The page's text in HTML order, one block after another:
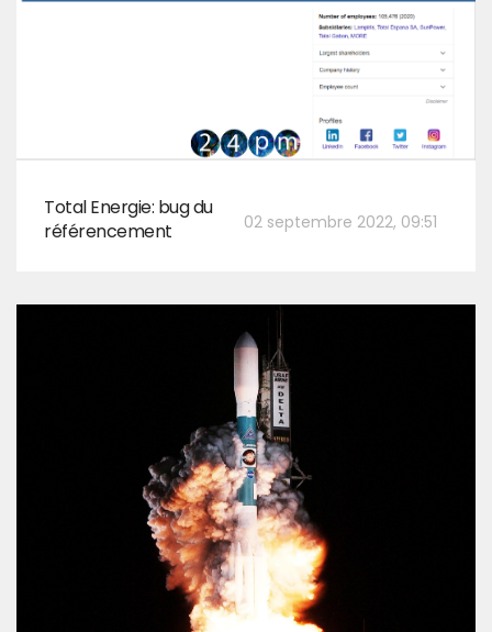
02 septembre 2022, 09:51
Total Energie: bug du
référencement